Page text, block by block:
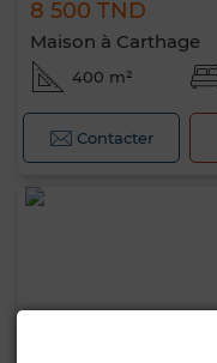
8 500 TND
Maison à Carthage
400 m²
Contacter